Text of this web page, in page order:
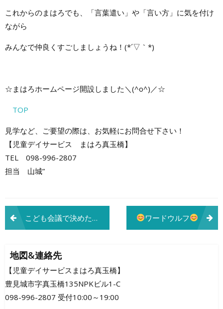
これからのまはろでも、「言葉遣い」や「言い方」に気を付け
ながら
みんなで仲良くすごしましょうね！(*´▽｀*)
☆まはろホームページ開設しました＼(^o^)／☆
TOP
見学など、ご要望の際は、お気軽にお問合せ下さい！
【児童デイサービス まはろ真玉橋】
TEL 098-996-2807
担当 山城”
投
稿
ナ
ビ
ゲ
こども会議で決めた遊び（かくれんぼ）(^^) ワードウルフ
地図&連絡先
【児童デイサービスまはろ真玉橋】
豊見城市字真玉橋135NPKビル1-C
098-996-2807 受付10:00～19:00